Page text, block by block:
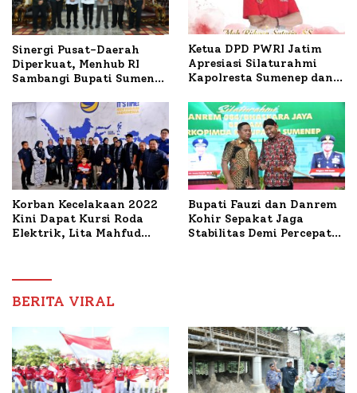
Sinergi Pusat-Daerah
Diperkuat, Menhub RI
Sambangi Bupati Sumenep
Mutiara Sentosa II
Ketua DPD PWRI Jatim
Apresiasi Silaturahmi
Kapolresta Sumenep dan
Ideal Polri-Pers
Korban Kecelakaan 2022
Kini Dapat Kursi Roda
Elektrik, Lita Mahfud
Nabil
Bupati Fauzi dan Danrem
Kohir Sepakat Jaga
Stabilitas Demi Percepat
BERITA VIRAL